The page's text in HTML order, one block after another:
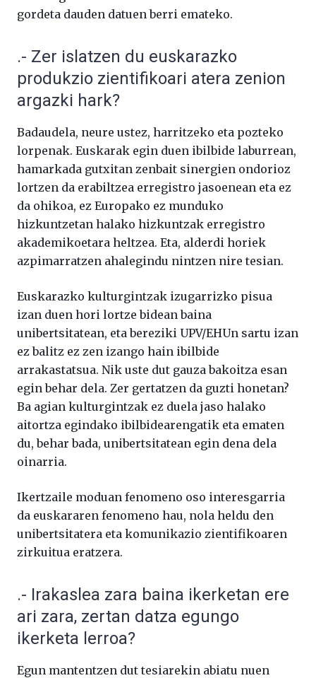
gordeta dauden datuen berri emateko.
.- Zer islatzen du euskarazko
produkzio zientifikoari atera zenion
argazki hark?
Badaudela, neure ustez, harritzeko eta pozteko
lorpenak. Euskarak egin duen ibilbide laburrean,
hamarkada gutxitan zenbait sinergien ondorioz
lortzen da erabiltzea erregistro jasoenean eta ez
da ohikoa, ez Europako ez munduko
hizkuntzetan halako hizkuntzak erregistro
akademikoetara heltzea. Eta, alderdi horiek
azpimarratzen ahalegindu nintzen nire tesian.
Euskarazko kulturgintzak izugarrizko pisua
izan duen hori lortze bidean baina
unibertsitatean, eta bereziki UPV/EHUn sartu izan
ez balitz ez zen izango hain ibilbide
arrakastatsua. Nik uste dut gauza bakoitza esan
egin behar dela. Zer gertatzen da guzti honetan?
Ba agian kulturgintzak ez duela jaso halako
aitortza egindako ibilbidearengatik eta ematen
du, behar bada, unibertsitatean egin dena dela
oinarria.
Ikertzaile moduan fenomeno oso interesgarria
da euskararen fenomeno hau, nola heldu den
unibertsitatera eta komunikazio zientifikoaren
zirkuitua eratzera.
.- Irakaslea zara baina ikerketan ere
ari zara, zertan datza egungo
ikerketa lerroa?
Egun mantentzen dut tesiarekin abiatu nuen